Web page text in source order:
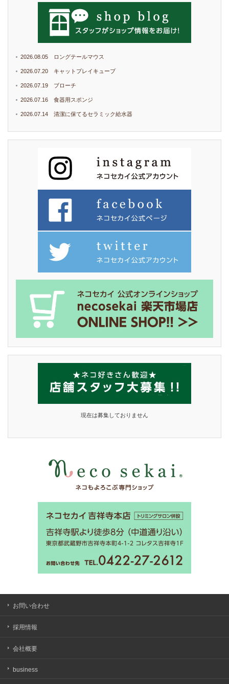
2026.08.05 ロングテールマウス
2026.07.20 キャットプレイキューブ
2026.07.19 ブローチ
2026.07.16 食器用スポンジ
2026.07.14 清潔に保てるセラミック給水器
現在は募集しておりません
お問い合わせ
採用情報
会社概要
business